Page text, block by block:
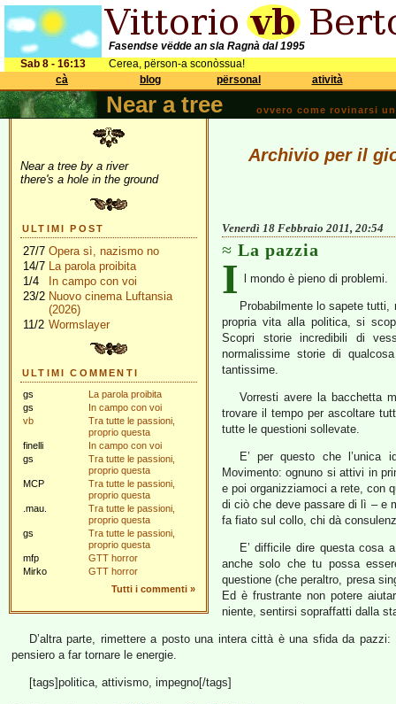
Fasendse vëdde an sla Ragnà dal 1995
Sab 8 - 16:13
Cerea, përson-a sconòssua!
cà
blog përsonal atività
Near a tree ovvero come rovinarsi
Near a tree by a river
there's a hole in the ground
ULTIMI POST
27/7 Opera sì, nazismo no
14/7 La parola proibita
1/4
In campo con voi
23/2 Nuovo cinema Luftansia
(2026)
11/2 Wormslayer
ULTIMI COMMENTI
gs
La parola proibita
gs
In campo con voi
vb
Tra tutte le passioni,
proprio questa
finelli
In campo con voi
gs
Tra tutte le passioni,
proprio questa
MCP
Tra tutte le passioni,
proprio questa
.mau.
Tra tutte le passioni,
proprio questa
gs
Tra tutte le passioni,
proprio questa
mfp
GTT horror
Mirko
GTT horror
Tutti i commenti »
Archivio per il
Venerdì 18 Febbraio 2011, 20:54
La pazzia
I l mondo è pieno di problemi.
Probabilmente lo sapete
propria vita alla politica, si
Scopri storie incredibili di
normalissime storie di
tantissime.
Vorresti avere la bacchetta
trovare il tempo per ascoltare
tutte le questioni sollevate.
E’ per questo che
Movimento: ognuno si attivi in
e poi organizziamoci a rete, con
di ciò che deve passare di lì – e
fa fiato sul collo, chi dà
E’ difficile dire questa cosa
anche solo che tu possa
questione (che peraltro, presa
Ed è frustrante non potere
niente, sentirsi sopraffatti dalla
D’altra parte, rimettere a posto una intera città è una sfida da
pensiero a far tornare le energie.
[tags]politica, attivismo, impegno[/tags]